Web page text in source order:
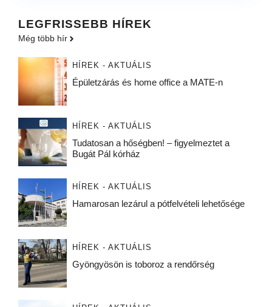
LEGFRISSEBB HÍREK
Még több hír
HÍREK - AKTUÁLIS
Épületzárás és home office a MATE-n
HÍREK - AKTUÁLIS
Tudatosan a hőségben! – figyelmeztet a
Bugát Pál kórház
HÍREK - AKTUÁLIS
Hamarosan lezárul a pótfelvételi lehetősége
HÍREK - AKTUÁLIS
Gyöngyösön is toboroz a rendőrség